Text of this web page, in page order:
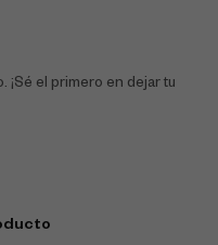
el primero en dejar tu